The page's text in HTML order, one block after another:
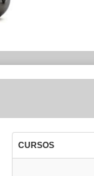
CURSOS